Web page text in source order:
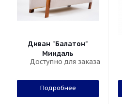
Диван "Балатон"
Миндаль
Доступно для заказа
Подробнее